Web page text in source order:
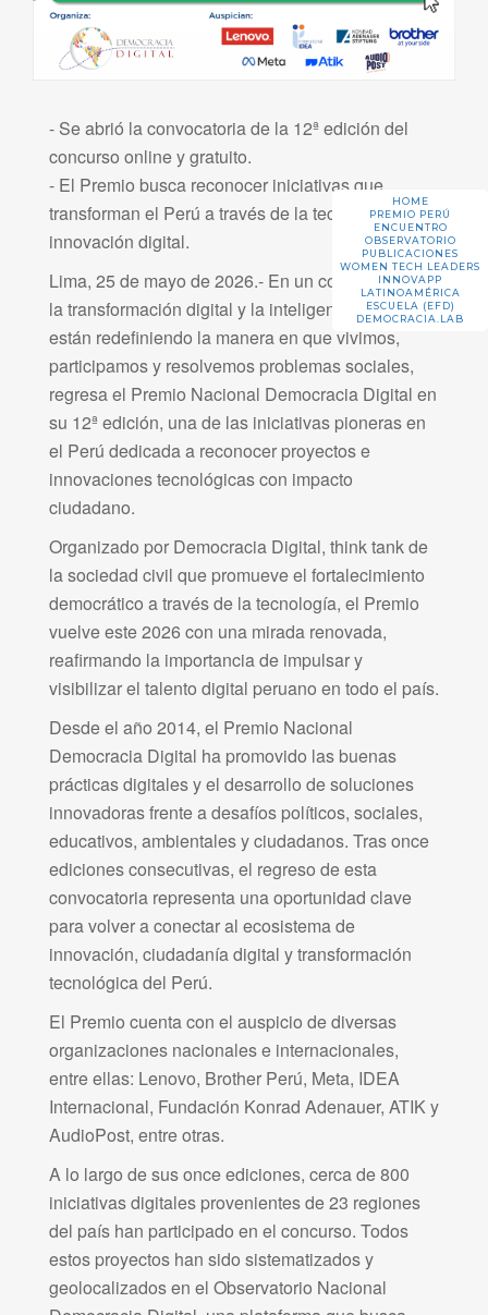
HOME
PREMIO PERÚ
ENCUENTRO
OBSERVATORIO
PUBLICACIONES
WOMEN TECH LEADERS
INNOVAPP
LATINOAMÉRICA
ESCUELA (EFD)
DEMOCRACIA.LAB
- Se abrió la convocatoria de la 12ª edición del
concurso online y gratuito.
- El Premio busca reconocer iniciativas que
transforman el Perú a través de la tecnología y la
innovación digital.
Lima, 25 de mayo de 2026.- En un contexto donde
la transformación digital y la inteligencia artificial
están redefiniendo la manera en que vivimos,
participamos y resolvemos problemas sociales,
regresa el Premio Nacional Democracia Digital en
su 12ª edición, una de las iniciativas pioneras en
el Perú dedicada a reconocer proyectos e
innovaciones tecnológicas con impacto
ciudadano.
Organizado por Democracia Digital, think tank de
la sociedad civil que promueve el fortalecimiento
democrático a través de la tecnología, el Premio
vuelve este 2026 con una mirada renovada,
reafirmando la importancia de impulsar y
visibilizar el talento digital peruano en todo el país.
Desde el año 2014, el Premio Nacional
Democracia Digital ha promovido las buenas
prácticas digitales y el desarrollo de soluciones
innovadoras frente a desafíos políticos, sociales,
educativos, ambientales y ciudadanos. Tras once
ediciones consecutivas, el regreso de esta
convocatoria representa una oportunidad clave
para volver a conectar al ecosistema de
innovación, ciudadanía digital y transformación
tecnológica del Perú.
El Premio cuenta con el auspicio de diversas
organizaciones nacionales e internacionales,
entre ellas: Lenovo, Brother Perú, Meta, IDEA
Internacional, Fundación Konrad Adenauer, ATIK y
AudioPost, entre otras.
A lo largo de sus once ediciones, cerca de 800
iniciativas digitales provenientes de 23 regiones
del país han participado en el concurso. Todos
estos proyectos han sido sistematizados y
geolocalizados en el Observatorio Nacional